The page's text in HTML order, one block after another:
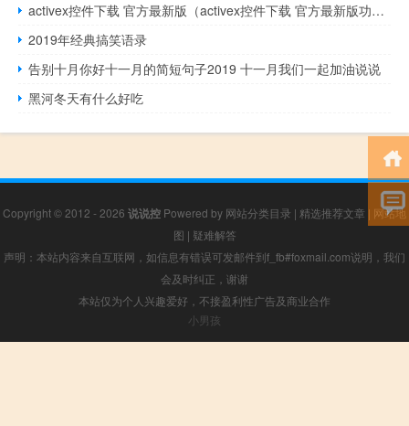
activex控件下载 官方最新版（activex控件下载 官方最新版功能简介）
2019年经典搞笑语录
告别十月你好十一月的简短句子2019 十一月我们一起加油说说
黑河冬天有什么好吃
Copyright © 2012 - 2026 说说控 Powered by 网站分类目录 | 精选推荐文章 | 网站地
图 | 疑难解答
声明：本站内容来自互联网，如信息有错误可发邮件到f_fb#foxmail.com说明，我们
会及时纠正，谢谢
本站仅为个人兴趣爱好，不接盈利性广告及商业合作
小男孩